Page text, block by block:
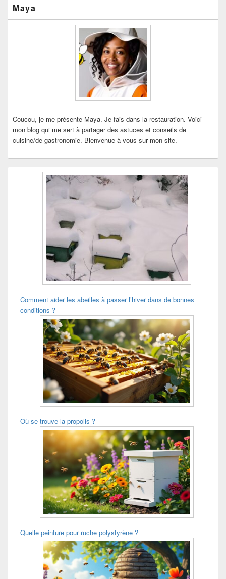
principale
de
Maya
Coucou, je me présente Maya. Je fais dans la restauration. Voici
mon blog qui me sert à partager des astuces et conseils de
cuisine/de gastronomie. Bienvenue à vous sur mon site.
Comment aider les abeilles à passer l’hiver dans de bonnes
conditions ?
Où se trouve la propolis ?
Quelle peinture pour ruche polystyrène ?